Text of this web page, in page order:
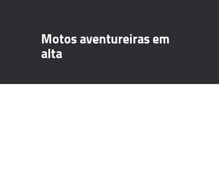
Motos aventureiras em
alta